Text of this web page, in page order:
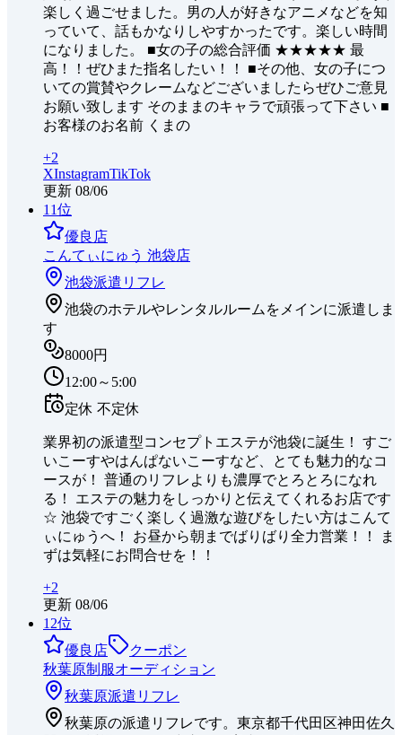
楽しく過ごせました。男の人が好きなアニメなどを知
っていて、話もかなりしやすかったです。楽しい時間
になりました。 ■女の子の総合評価 ★★★★★ 最
高！！ぜひまた指名したい！！ ■その他、女の子につ
いての賞賛やクレームなどございましたらぜひご意見
お願い致します そのままのキャラで頑張って下さい ■
お客様のお名前 くまの
+2
XInstagramTikTok
更新 08/06
11位
優良店
こんてぃにゅう 池袋店
池袋派遣リフレ
池袋のホテルやレンタルルームをメインに派遣しま
す
8000円
12:00～5:00
定休 不定休
業界初の派遣型コンセプトエステが池袋に誕生！ すご
いこーすやはんぱないこーすなど、とても魅力的なコ
ースが！ 普通のリフレよりも濃厚でとろとろになれ
る！ エステの魅力をしっかりと伝えてくれるお店です
☆ 池袋ですごく楽しく過激な遊びをしたい方はこんて
ぃにゅうへ！ お昼から朝までばりばり全力営業！！ ま
ずは気軽にお問合せを！！
+2
更新 08/06
12位
優良店
クーポン
秋葉原制服オーディション
秋葉原派遣リフレ
秋葉原の派遣リフレです。東京都千代田区神田佐久